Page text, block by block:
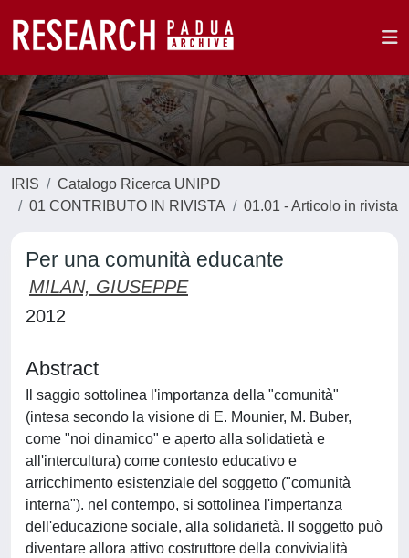
IRIS
Catalogo Ricerca UNIPD
01 CONTRIBUTO IN RIVISTA
01.01 - Articolo in rivista
Per una comunità educante
MILAN, GIUSEPPE
2012
Abstract
Il saggio sottolinea l'importanza della "comunità"
(intesa secondo la visione di E. Mounier, M. Buber,
come "noi dinamico" e aperto alla solidatietà e
all'intercultura) come contesto educativo e
arricchimento esistenziale del soggetto ("comunità
interna"). nel contempo, si sottolinea l'impertanza
dell'educazione sociale, alla solidarietà. Il soggetto può
diventare allora attivo costruttore della convivialità